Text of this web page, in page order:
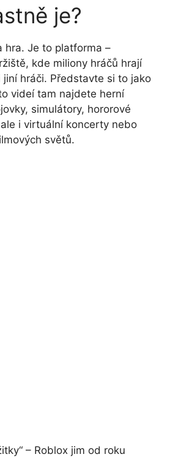
je?
hra. Je to platforma –
kde miliony hráčů hrají
jiní hráči. Představte si to jako
videí tam najdete herní
simulátory, hororové
i virtuální koncerty nebo
světů.
– Roblox jim od roku